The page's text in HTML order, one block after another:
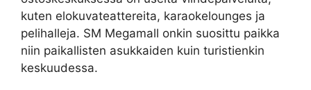
kuten elokuvateattereita, karaokelounges ja
pelihalleja. SM Megamall onkin suosittu paikka
niin paikallisten asukkaiden kuin turistienkin
keskuudessa.